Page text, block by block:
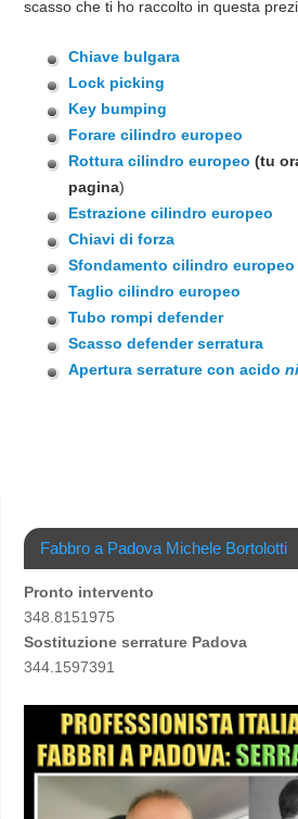
scasso che ti ho raccolto in questa
Chiave bulgara
Lock picking
Key bumping
Forare cilindro europeo
Rottura cilindro europeo (tu
pagina)
Estrazione cilindro europeo
Chiavi di forza
Sfondamento cilindro europeo
Taglio cilindro europeo
Tubo rompi defender
Scasso defender serratura
Apertura serrature con acido
Fabbro a Padova Michele Bortolotti
Pronto intervento
348.8151975
Sostituzione serrature Padova
344.1597391